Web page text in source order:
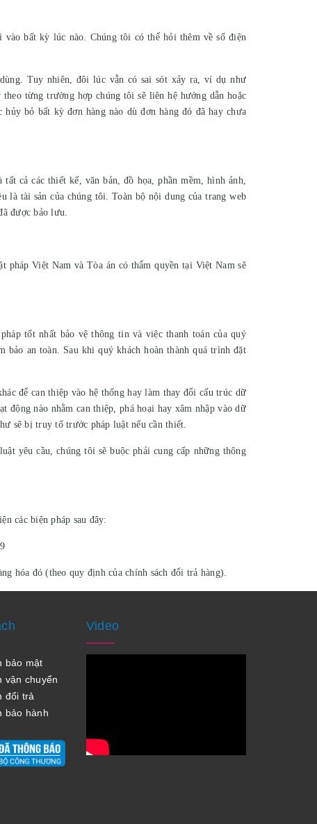
bất kỳ lúc nào. Chúng tôi có thể hỏi thêm về số điện
Tuy nhiên, đôi lúc vẫn có sai sót xảy ra, ví dụ như
từng trường hợp chúng tôi sẽ liên hệ hướng dẫn hoặc
bỏ bất kỳ đơn hàng nào dù đơn hàng đó đã hay chưa
cả các thiết kế, văn bản, đồ họa, phần mềm, hình ảnh,
là tài sản của chúng tôi. Toàn bộ nội dung của trang web
được bảo lưu.
pháp Việt Nam và Tòa án có thẩm quyền tại Việt Nam sẽ
tốt nhất bảo vệ thông tin và việc thanh toán của quý
bảo an toàn. Sau khi quý khách hoàn thành quá trình đặt
để can thiệp vào hệ thống hay làm thay đổi cấu trúc dữ
động nào nhằm can thiệp, phá hoại hay xâm nhập vào dữ
sẽ bị truy tố trước pháp luật nếu cần thiết.
yêu cầu, chúng tôi sẽ buộc phải cung cấp những thông
các biện pháp sau đây:
hóa đó (theo quy định của chính sách đổi trả hàng).
bảo mật
vận chuyển
đổi trả
bảo hành
Video